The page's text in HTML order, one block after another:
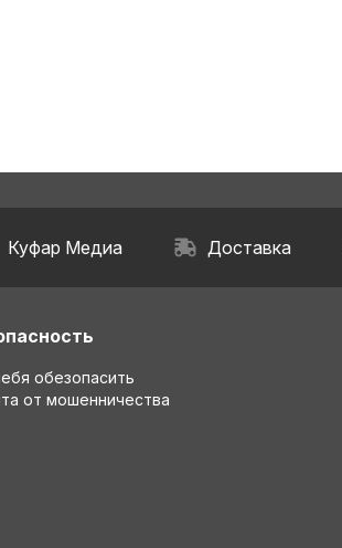
Куфар Медиа Доставка
обезопасить
от мошенничества